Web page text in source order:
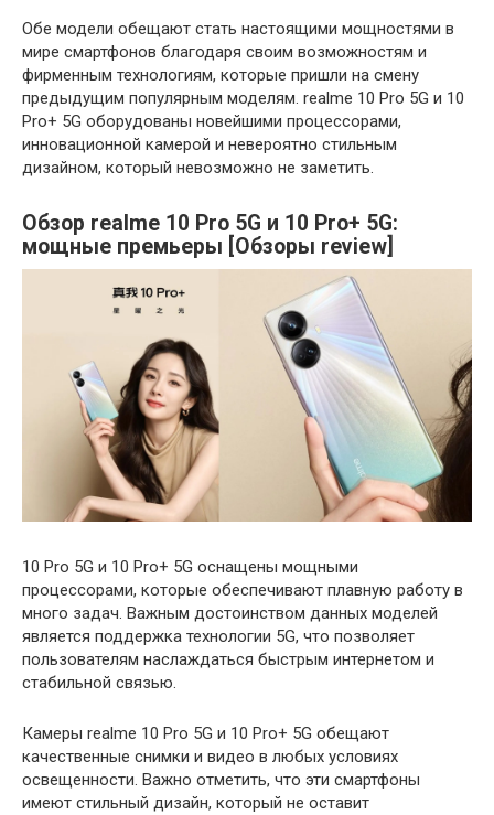
Обе модели обещают стать настоящими мощностями в
мире смартфонов благодаря своим возможностям и
фирменным технологиям, которые пришли на смену
предыдущим популярным моделям. realme 10 Pro 5G и 10
Pro+ 5G оборудованы новейшими процессорами,
инновационной камерой и невероятно стильным
дизайном, который невозможно не заметить.
Обзор realme 10 Pro 5G и 10 Pro+ 5G:
мощные премьеры [Обзоры review]
10 Pro 5G и 10 Pro+ 5G оснащены мощными
процессорами, которые обеспечивают плавную работу в
много задач. Важным достоинством данных моделей
является поддержка технологии 5G, что позволяет
пользователям наслаждаться быстрым интернетом и
стабильной связью.
Камеры realme 10 Pro 5G и 10 Pro+ 5G обещают
качественные снимки и видео в любых условиях
освещенности. Важно отметить, что эти смартфоны
имеют стильный дизайн, который не оставит